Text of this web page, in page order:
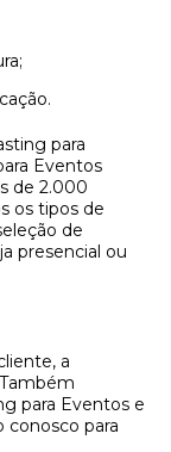
para
Eventos
de 2.000
os tipos de
de
presencial ou
a
para Eventos e
para